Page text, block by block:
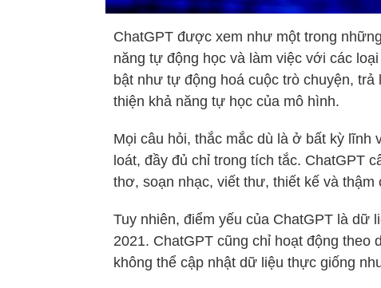
ChatGPT được xem như một trong
năng tự động học và làm việc với các
bật như tự động hoá cuộc trò chuyện, trả
thiện khả năng tự học của mô hình.
Mọi câu hỏi, thắc mắc dù là ở bất kỳ lĩnh
loát, đầy đủ chỉ trong tích tắc. ChatGPT
thơ, soạn nhạc, viết thư, thiết kế và
Tuy nhiên, điểm yếu của ChatGPT là dữ
2021. ChatGPT cũng chỉ hoạt động theo
không thể cập nhật dữ liệu thực giống